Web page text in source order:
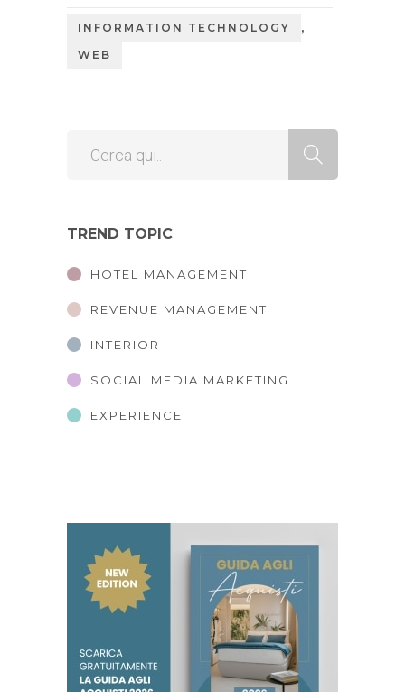
INFORMATION TECHNOLOGY ,
WEB
TREND TOPIC
HOTEL MANAGEMENT
REVENUE MANAGEMENT
INTERIOR
SOCIAL MEDIA MARKETING
EXPERIENCE